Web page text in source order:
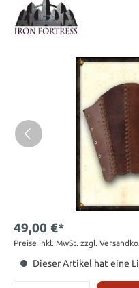
49,00 €*
Preise inkl. MwSt. zzgl.
Dieser Artikel hat eine